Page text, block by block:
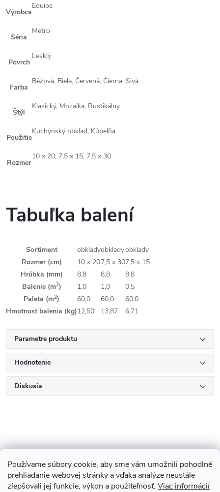
Používame súbory cookie, aby sme vám umožnili pohodlné
prehliadanie webovej stránky a vďaka analýze neustále
zlepšovali jej funkcie, výkon a použiteľnosť. Viac informácií
Výrobca
Equipe
Séria
Metro
Povrch
Lesklý
Farba
Béžová, Biela, Červená, Čierna, Sivá
Štýl
Klasický, Mozaika, Rustikálny
Použitie
Kuchynský obklad, Kúpeľňa
Rozmer
10 x 20, 7,5 x 15, 7,5 x 30
Tabuľka balení
Sortiment obkladyobkladyobklady
Rozmer (cm)
10 x 207,5 x 307,5 x 15
Hrúbka (mm)
8,8 8,8
8,8
Balenie (m2) 1,0 1,0
0,5
Paleta (m2) 60,0 60,0
60,0
Hmotnosť balenia (kg)12,50 13,87 6,71
Parametre produktu
Hodnotenie
Diskusia
Z
Showroom Turbínova 11 Rekonštrukcie
Stavby
3D Vizualizácia zdarma
O nás Obhliadka zdarma